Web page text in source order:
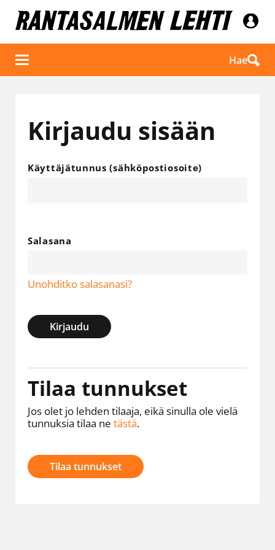
Hae
Kirjaudu sisään
Käyttäjätunnus (sähköpostiosoite)
Salasana
Unohditko salasanasi?
Kirjaudu
Tilaa tunnukset
Jos olet jo lehden tilaaja, eikä sinulla ole vielä
tunnuksia tilaa ne tästä.
Tilaa tunnukset